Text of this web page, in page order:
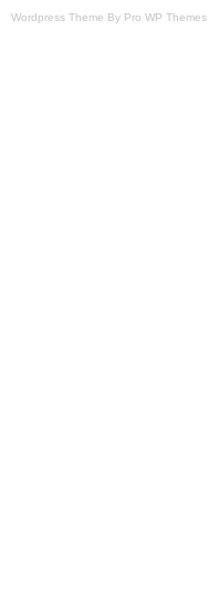
Wordpress Theme By Pro WP Themes